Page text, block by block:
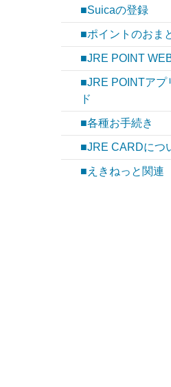
■Suicaの登録
■ポイントのおま
■JRE POINT
■JRE POINTアプ
ド
■各種お手続き
■JRE CARDにつ
■えきねっと関連